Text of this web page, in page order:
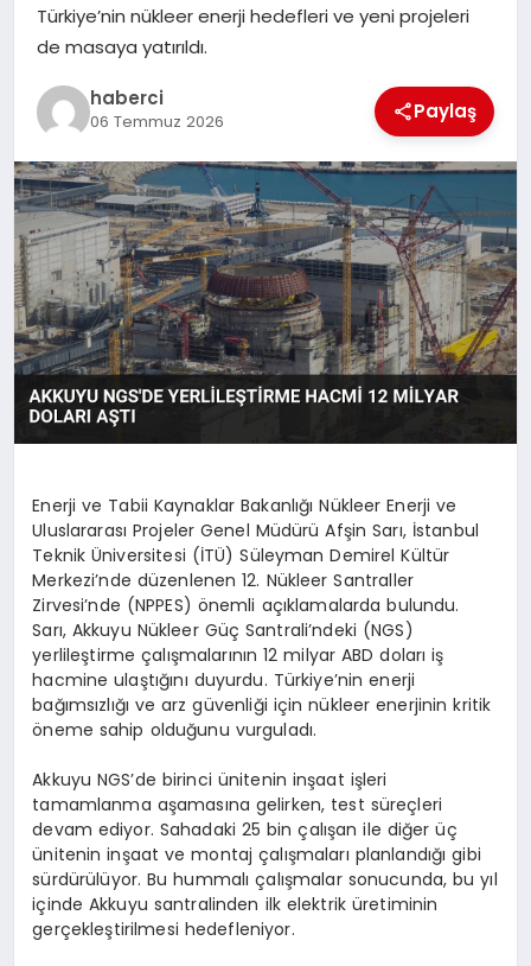
SAĞLIK
SPOR
YAŞAM
Türkiye’nin nükleer enerji hedefleri ve yeni projeleri
de masaya yatırıldı.
haberci
06 Temmuz 2026 Paylaş
Enerji ve Tabii Kaynaklar Bakanlığı Nükleer Enerji ve
Uluslararası Projeler Genel Müdürü Afşin Sarı, İstanbul
Teknik Üniversitesi (İTÜ) Süleyman Demirel Kültür
Merkezi’nde düzenlenen 12. Nükleer Santraller
Zirvesi’nde (NPPES) önemli açıklamalarda bulundu.
Sarı, Akkuyu Nükleer Güç Santrali’ndeki (NGS)
yerlileştirme çalışmalarının 12 milyar ABD doları iş
hacmine ulaştığını duyurdu. Türkiye’nin enerji
bağımsızlığı ve arz güvenliği için nükleer enerjinin kritik
öneme sahip olduğunu vurguladı.
Akkuyu NGS’de birinci ünitenin inşaat işleri
tamamlanma aşamasına gelirken, test süreçleri
devam ediyor. Sahadaki 25 bin çalışan ile diğer üç
ünitenin inşaat ve montaj çalışmaları planlandığı gibi
sürdürülüyor. Bu hummalı çalışmalar sonucunda, bu yıl
içinde Akkuyu santralinden ilk elektrik üretiminin
gerçekleştirilmesi hedefleniyor.